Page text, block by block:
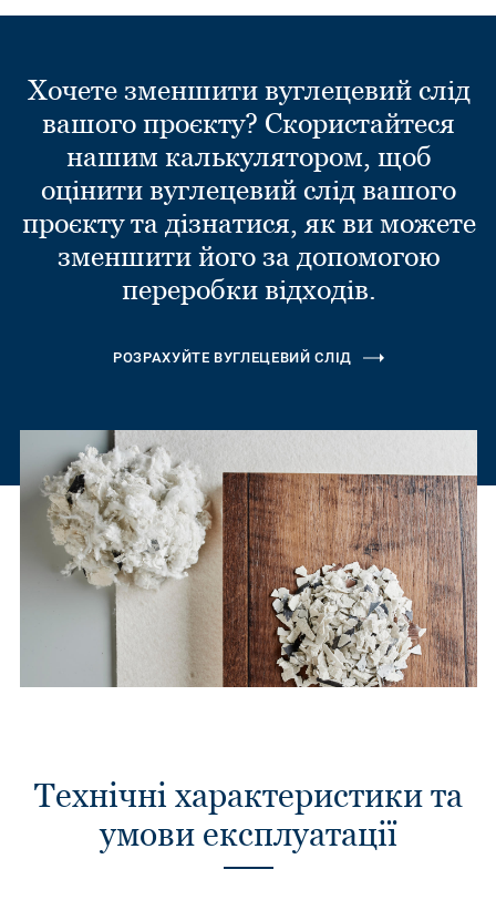
Хочете зменшити вуглецевий слід
вашого проєкту? Скористайтеся
нашим калькулятором, щоб
оцінити вуглецевий слід вашого
проєкту та дізнатися, як ви можете
зменшити його за допомогою
переробки відходів.
РОЗРАХУЙТЕ ВУГЛЕЦЕВИЙ СЛІД
Технічні характеристики та
умови експлуатації